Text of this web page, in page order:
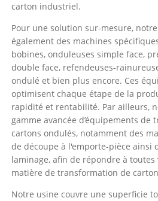
carton industriel.
Pour une solution sur-mesure,
également des machines
bobines, onduleuses simple face,
double face, refendeuses-
ondulé et bien plus encore. Ces
optimisent chaque étape de la
rapidité et rentabilité. Par ailleurs,
gamme avancée d’équipements de
cartons ondulés, notamment des
de découpe à l'emporte-pièce ainsi
laminage, afin de répondre à toutes
matière de transformation de
Notre usine couvre une superficie